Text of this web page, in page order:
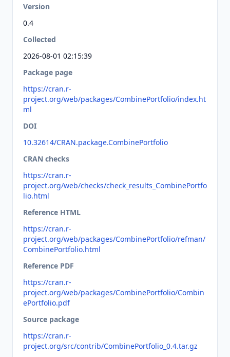
Version
0.4
Collected
2026-08-01 02:15:39
Package page
https://cran.r-
project.org/web/packages/CombinePortfolio/index.ht
ml
DOI
10.32614/CRAN.package.CombinePortfolio
CRAN checks
https://cran.r-
project.org/web/checks/check_results_CombinePortfo
lio.html
Reference HTML
https://cran.r-
project.org/web/packages/CombinePortfolio/refman/
CombinePortfolio.html
Reference PDF
https://cran.r-
project.org/web/packages/CombinePortfolio/Combin
ePortfolio.pdf
Source package
https://cran.r-
project.org/src/contrib/CombinePortfolio_0.4.tar.gz